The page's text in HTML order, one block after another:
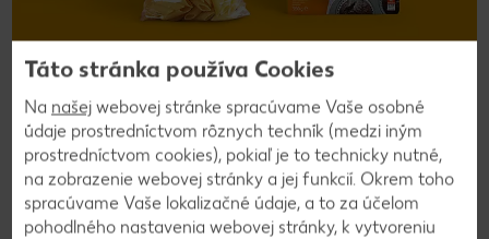
Chutnému stravovaniu s
výrobkami K-free bez gluténu
už nič nestojí v ceste
Pozrieť ponuku
Táto stránka používa Cookies
Na našej webovej stránke spracúvame Vaše osobné
údaje prostredníctvom rôznych techník (medzi iným
prostredníctvom cookies), pokiaľ je to technicky nutné,
na zobrazenie webovej stránky a jej funkcií. Okrem toho
spracúvame Vaše lokalizačné údaje, a to za účelom
pohodlného nastavenia webovej stránky, k vytvoreniu